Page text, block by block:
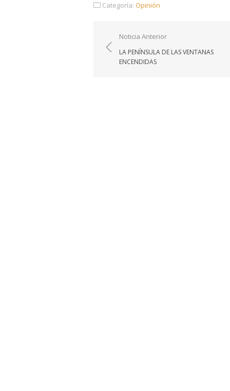
Categoría: Opinión
Navegación
de
entradas
Noticia Anterior
LA PENÍNSULA DE LAS VENTANAS
ENCENDIDAS